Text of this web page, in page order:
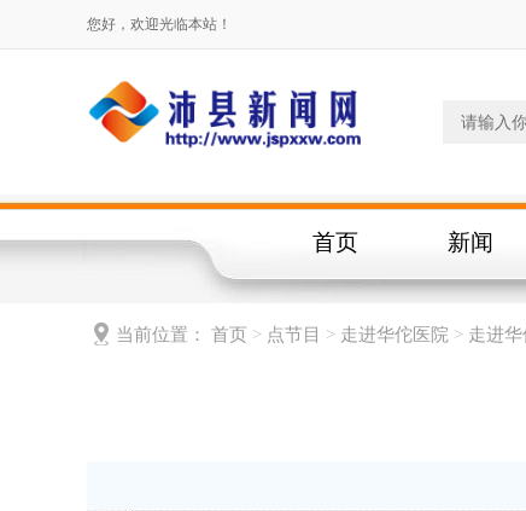
您好，欢迎光临本站！
首页 新闻
当前位置： 首页 > 点节目 > 走进华佗医院 > 走进华